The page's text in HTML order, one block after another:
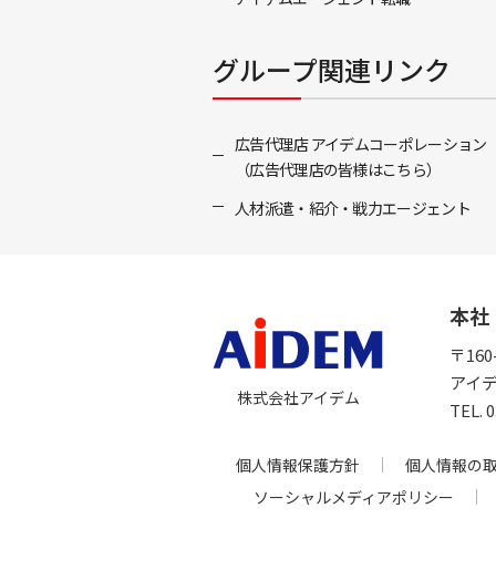
グループ関連リンク
広告代理店 アイデムコーポレーション
（広告代理店の皆様はこちら）
人材派遣・紹介・戦力エージェント
株式会社アイデム
本社
〒
アイ
TEL.
個人情報保護方針
個人情報の
ソーシャルメディアポリシー